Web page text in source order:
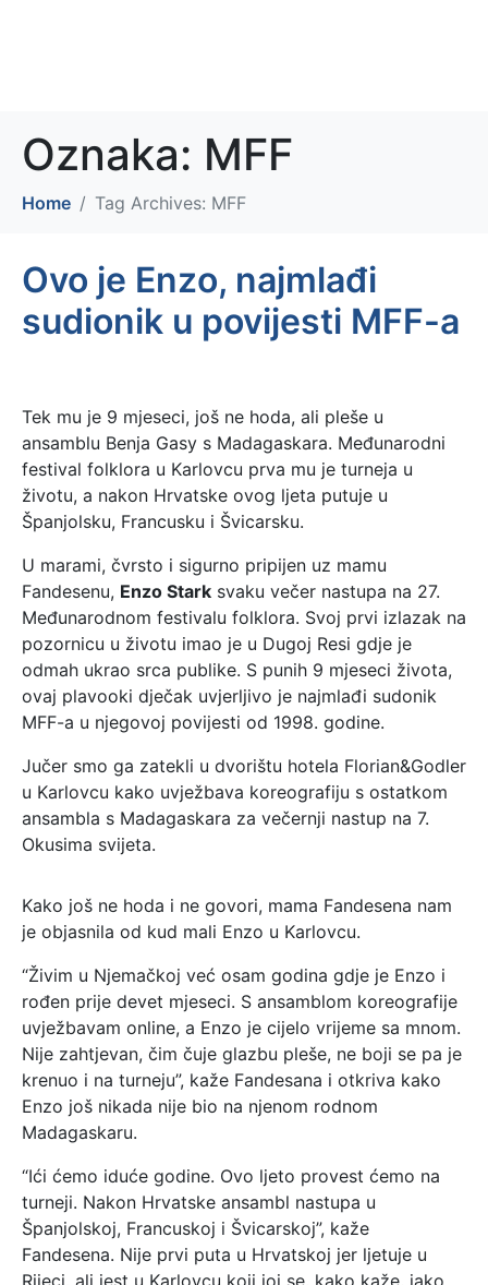
Oznaka: MFF
Home Tag Archives: MFF
Ovo je Enzo, najmlađi
sudionik u povijesti MFF-a
Tek mu je 9 mjeseci, još ne hoda, ali pleše u
ansamblu Benja Gasy s Madagaskara. Međunarodni
festival folklora u Karlovcu prva mu je turneja u
životu, a nakon Hrvatske ovog ljeta putuje u
Španjolsku, Francusku i Švicarsku.
U marami, čvrsto i sigurno pripijen uz mamu
Fandesenu, Enzo Stark svaku večer nastupa na 27.
Međunarodnom festivalu folklora. Svoj prvi izlazak na
pozornicu u životu imao je u Dugoj Resi gdje je
odmah ukrao srca publike. S punih 9 mjeseci života,
ovaj plavooki dječak uvjerljivo je najmlađi sudonik
MFF-a u njegovoj povijesti od 1998. godine.
Jučer smo ga zatekli u dvorištu hotela Florian&Godler
u Karlovcu kako uvježbava koreografiju s ostatkom
ansambla s Madagaskara za večernji nastup na 7.
Okusima svijeta.
Kako još ne hoda i ne govori, mama Fandesena nam
je objasnila od kud mali Enzo u Karlovcu.
“Živim u Njemačkoj već osam godina gdje je Enzo i
rođen prije devet mjeseci. S ansamblom koreografije
uvježbavam online, a Enzo je cijelo vrijeme sa mnom.
Nije zahtjevan, čim čuje glazbu pleše, ne boji se pa je
krenuo i na turneju”, kaže Fandesana i otkriva kako
Enzo još nikada nije bio na njenom rodnom
Madagaskaru.
“Ići ćemo iduće godine. Ovo ljeto provest ćemo na
turneji. Nakon Hrvatske ansambl nastupa u
Španjolskoj, Francuskoj i Švicarskoj”, kaže
Fandesena. Nije prvi puta u Hrvatskoj jer ljetuje u
Rijeci, ali jest u Karlovcu koji joj se, kako kaže, jako